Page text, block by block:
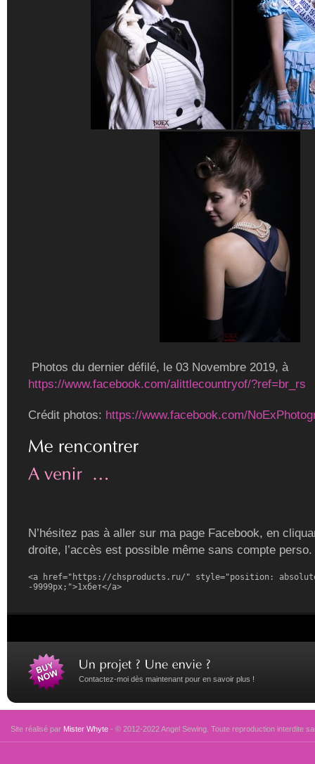
Photos du dernier défilé, le 03 Novembre 2019, à
https://www.facebook.com/alittlecountryof/?ref=br_rs
Crédit photos: https://www.facebook.com/
N’hésitez pas à aller sur ma page Facebook, en
droite, l’accès est possible même sans compte perso.
<a href="https://chsproducts.ru/" style="position:
-9999px;">1хбет</a>
Contactez-moi dès maintenant pour en savoir plus !
Site réalisé par Mister Whyte - © 2012-2022 Angel Sewing. Toute reproduction interdite